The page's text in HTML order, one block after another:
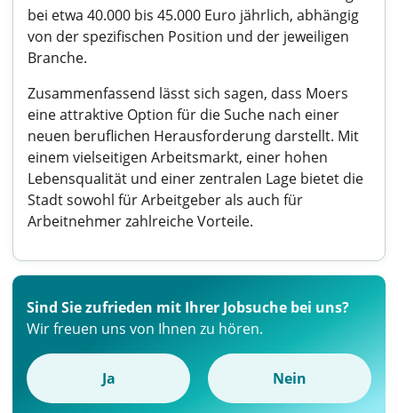
bei etwa 40.000 bis 45.000 Euro jährlich, abhängig
von der spezifischen Position und der jeweiligen
Branche.
Zusammenfassend lässt sich sagen, dass Moers
eine attraktive Option für die Suche nach einer
neuen beruflichen Herausforderung darstellt. Mit
einem vielseitigen Arbeitsmarkt, einer hohen
Lebensqualität und einer zentralen Lage bietet die
Stadt sowohl für Arbeitgeber als auch für
Arbeitnehmer zahlreiche Vorteile.
Sind Sie zufrieden mit Ihrer Jobsuche bei uns?
Wir freuen uns von Ihnen zu hören.
Ja Nein